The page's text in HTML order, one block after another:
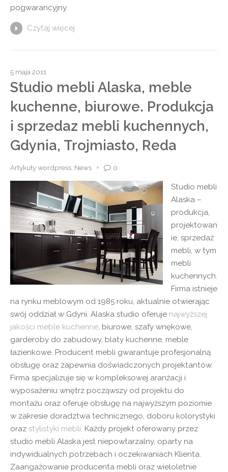
pogwarancyjny.
Czytaj więcej
5 maja 2011
Studio mebli Alaska, meble
kuchenne, biurowe. Produkcja
i sprzedaz mebli kuchennych,
Gdynia, Trojmiasto, Reda
Artykuły wordpress News 0
Studio mebli
Alaska –
produkcja,
projektowan
ie, sprzedaż
mebli, w tym
mebli
kuchennych.
Firma istnieje
na rynku meblowym od 1985 roku, aktualnie otwierając
swój oddział w Gdyni. Alaska studio oferuje najwyższej
jakości meble kuchenne, biurowe, szafy wnękowe,
garderoby do zabudowy, blaty kuchenne, meble
łazienkowe. Producent mebli gwarantuje profesjonalną
obsługę oraz zapewnia doświadczonych projektantów.
Firma specjalizuje się w kompleksowej aranżacji i
wyposażeniu wnętrz począwszy od projektu do
montażu oraz oferuje obsługę na najwyższym poziomie
w zakresie doradztwa technicznego, doboru kolorystyki
oraz stylistyki mebli. Każdy projekt oferowany przez
studio mebli Alaska jest niepowtarzalny, oparty na
indywidualnych potrzebach i oczekiwaniach Klienta.
Zaangażowanie producenta mebli oraz wieloletnie